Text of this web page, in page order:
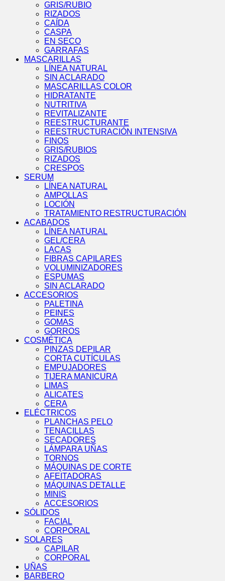
GRIS/RUBIO
RIZADOS
CAÍDA
CASPA
EN SECO
GARRAFAS
MASCARILLAS
LÍNEA NATURAL
SIN ACLARADO
MASCARILLAS COLOR
HIDRATANTE
NUTRITIVA
REVITALIZANTE
REESTRUCTURANTE
REESTRUCTURACIÓN INTENSIVA
FINOS
GRIS/RUBIOS
RIZADOS
CRESPOS
SERUM
LÍNEA NATURAL
AMPOLLAS
LOCIÓN
TRATAMIENTO RESTRUCTURACIÓN
ACABADOS
LÍNEA NATURAL
GEL/CERA
LACAS
FIBRAS CAPILARES
VOLUMINIZADORES
ESPUMAS
SIN ACLARADO
ACCESORIOS
PALETINA
PEINES
GOMAS
GORROS
COSMÉTICA
PINZAS DEPILAR
CORTA CUTÍCULAS
EMPUJADORES
TIJERA MANICURA
LIMAS
ALICATES
CERA
ELÉCTRICOS
PLANCHAS PELO
TENACILLAS
SECADORES
LÁMPARA UÑAS
TORNOS
MÁQUINAS DE CORTE
AFEITADORAS
MÁQUINAS DETALLE
MINIS
ACCESORIOS
SÓLIDOS
FACIAL
CORPORAL
SOLARES
CAPILAR
CORPORAL
UÑAS
BARBERO